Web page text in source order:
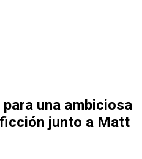
una ambiciosa
junto a Matt